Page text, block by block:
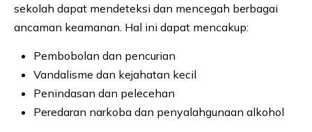
sekolah dapat mendeteksi dan mencegah berbagai
ancaman keamanan. Hal ini dapat mencakup:
Pembobolan dan pencurian
Vandalisme dan kejahatan kecil
Penindasan dan pelecehan
Peredaran narkoba dan penyalahgunaan alkohol